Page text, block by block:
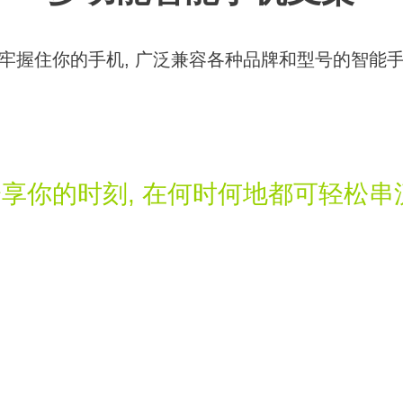
握住你的手机, 广泛兼容各种品牌和型号的智能
你的时刻, 在何时何地都可轻松串